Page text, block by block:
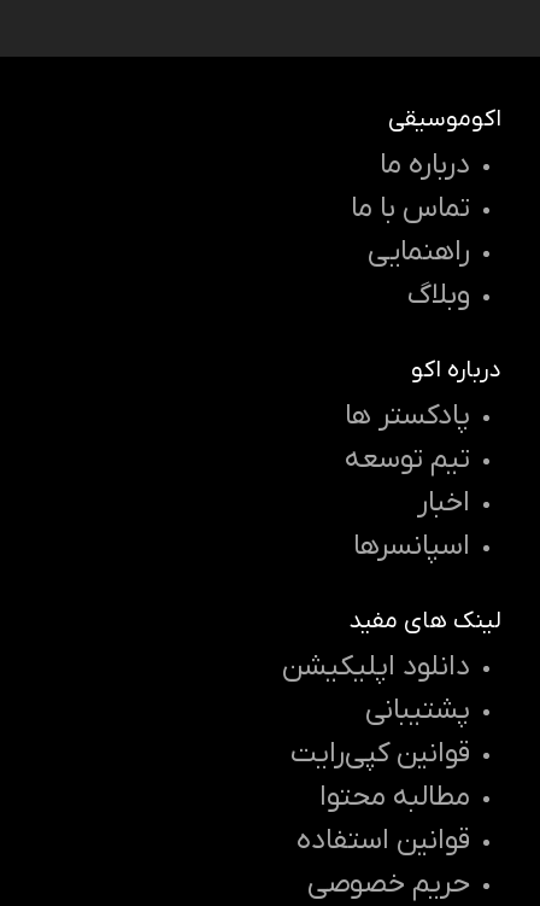
اکوموسیقی
درباره ما
تماس با ما
راهنمایی
وبلاگ
درباره اکو
پادکستر ها
تیم توسعه
اخبار
اسپانسرها
لینک های مفید
دانلود اپلیکیشن
پشتیبانی
قوانین کپی‌رایت
مطالبه محتوا
قوانین استفاده
حریم خصوصی